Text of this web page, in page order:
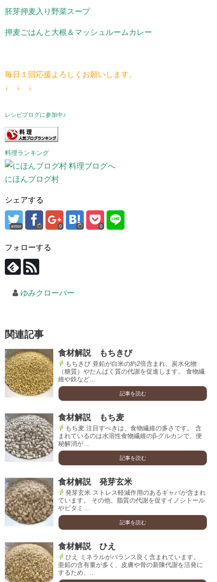
胚芽押麦入り野菜スープ
押麦ごはんと大根＆マッシュルームカレー
毎日１回応援よろしくお願いします。
↓ ↓ ↓
レシピブログに参加中♪
料理ランキング
にほんブログ村
シェアする
error 0 0
フォローする
ゆみクローバー
関連記事
食材解説 もちきび
もちきび 亜鉛が白米の約2倍含まれ、炭水化物
（糖質）やたんぱく質の代謝を促進します。 食物繊
維や鉄など...
記事を読む
食材解説 もち麦
もち麦 注目すべきは、食物繊維の多さです。 含
まれているのは水溶性食物繊維のβ-グルカンで、便
秘解消が...
記事を読む
食材解説 発芽玄米
発芽玄米 ストレス軽減作用のあるギャバが含まれ
ています。 その他、脂質の代謝を促すイノシトール
やビタミ...
記事を読む
食材解説 ひえ
ひえ ミネラルがバランス良く含まれています。
亜鉛の含有量が多く、皮膚や骨の新陳代謝を活発に
するため、...